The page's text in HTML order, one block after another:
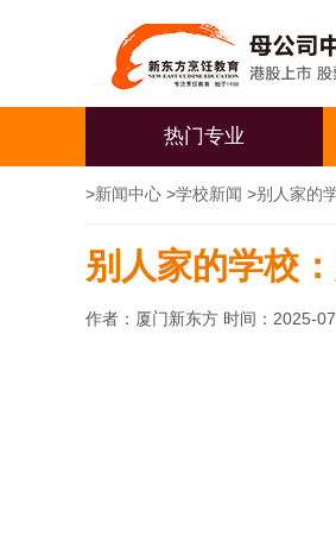
热门专业
>新闻中心 >学校新闻 >别人家的
别人家的学校
作者：厦门新东方 时间：2025-